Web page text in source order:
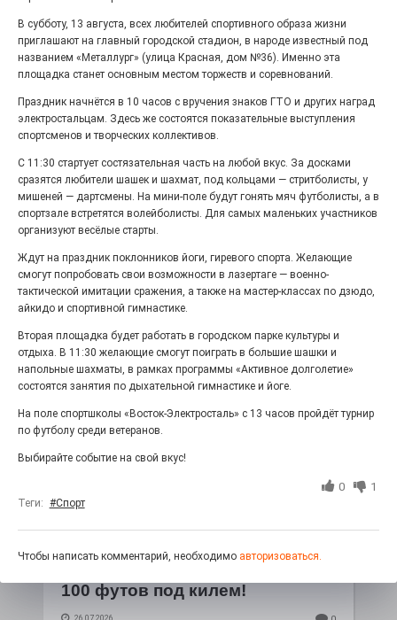
проект, на который электростальцев приглашает к
себе Выставочный зал им. Олега Коняшина.
«Районы-кварталы»
путешествуют по городу
Радость в квадрате! На этой неделе электростальцев
дважды порадует проект «Районы-кварталы».
100 футов под килем!
26.07.2026
В субботу, 13 августа, всех любителей спортивного образа жизни
приглашают на главный городской стадион, в народе известный под
названием «Металлург» (улица Красная, дом №36). Именно эта
площадка станет основным местом торжеств и соревнований.
Праздник начнётся в 10 часов с вручения знаков ГТО и других наград
электростальцам. Здесь же состоятся показательные выступления
спортсменов и творческих коллективов.
С 11:30 стартует состязательная часть на любой вкус. За досками
сразятся любители шашек и шахмат, под кольцами — стритболисты, у
мишеней — дартсмены. На мини-поле будут гонять мяч футболисты, а в
спортзале встретятся волейболисты. Для самых маленьких участников
организуют весёлые старты.
Ждут на праздник поклонников йоги, гиревого спорта. Желающие
смогут попробовать свои возможности в лазертаге — военно-
тактической имитации сражения, а также на мастер-классах по дзюдо,
айкидо и спортивной гимнастике.
Вторая площадка будет работать в городском парке культуры и
отдыха. В 11:30 желающие смогут поиграть в большие шашки и
напольные шахматы, в рамках программы «Активное долголетие»
состоятся занятия по дыхательной гимнастике и йоге.
На поле спортшколы «Восток-Электросталь» с 13 часов пройдёт турнир
по футболу среди ветеранов.
Выбирайте событие на свой вкус!
0 1
Теги: #Спорт
Чтобы написать комментарий, необходимо авторизоваться.